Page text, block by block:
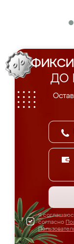
ДО
Я
согласно